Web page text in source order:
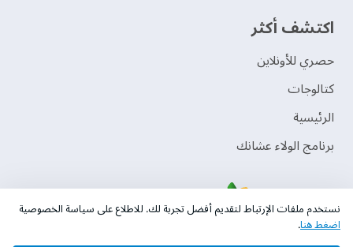
اكتشف أكثر
حصري للأونلاين
‫كتالوجات‬
الرئيسية
برنامج الولاء عشانك
نستخدم ملفات الإرتباط لتقديم أفضل تجربة لك. للاطلاع على سياسة الخصوصية
اضغط هنا.